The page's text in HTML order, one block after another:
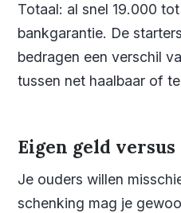
Totaal: al snel 19.000
bankgarantie. De
bedragen een verschil
tussen net haalbaar of
Eigen geld
Je ouders willen
schenking mag je